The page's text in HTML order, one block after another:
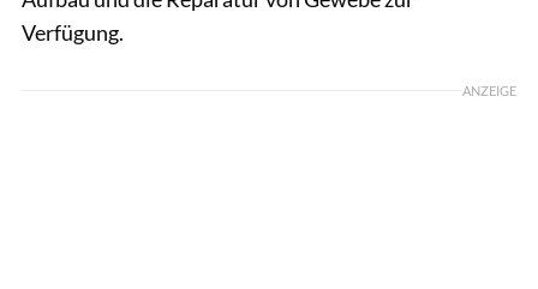
Verfügung.
ANZEIGE